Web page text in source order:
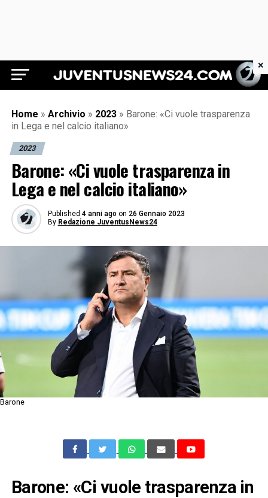
Juventus News 24
Home » Archivio » 2023 » Barone: «Ci vuole trasparenza
in Lega e nel calcio italiano»
2023
Barone: «Ci vuole trasparenza in
Lega e nel calcio italiano»
Published 4 anni ago on 26 Gennaio 2023
By Redazione JuventusNews24
Barone
Barone: «Ci vuole trasparenza in
×